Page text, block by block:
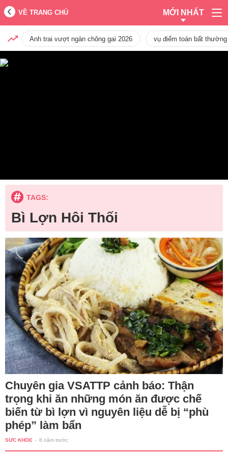
VỀ TRANG CHỦ MỚI NHẤT
Anh trai vượt ngàn chông gai 2026 vụ điểm toán bất
TAGS:
Bì Lợn Hôi Thối
Chuyên gia VSATTP cảnh báo: Thận
trọng khi ăn những món ăn được chế
biến từ bì lợn vì nguyên liệu dễ bị “phù
phép” làm bẩn
SỨC KHỎE - 8 năm trước